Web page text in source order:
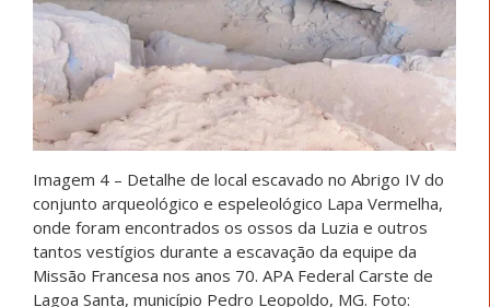
Imagem 4 – Detalhe de local escavado no Abrigo IV do
conjunto arqueológico e espeleológico Lapa Vermelha,
onde foram encontrados os ossos da Luzia e outros
tantos vestígios durante a escavação da equipe da
Missão Francesa nos anos 70. APA Federal Carste de
Lagoa Santa, município Pedro Leopoldo, MG. Foto: